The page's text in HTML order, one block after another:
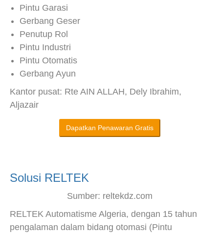
Pintu Garasi
Gerbang Geser
Penutup Rol
Pintu Industri
Pintu Otomatis
Gerbang Ayun
Kantor pusat: Rte AIN ALLAH, Dely Ibrahim,
Aljazair
Dapatkan Penawaran Gratis
Solusi RELTEK
Sumber: reltekdz.com
RELTEK Automatisme Algeria, dengan 15 tahun
pengalaman dalam bidang otomasi (Pintu